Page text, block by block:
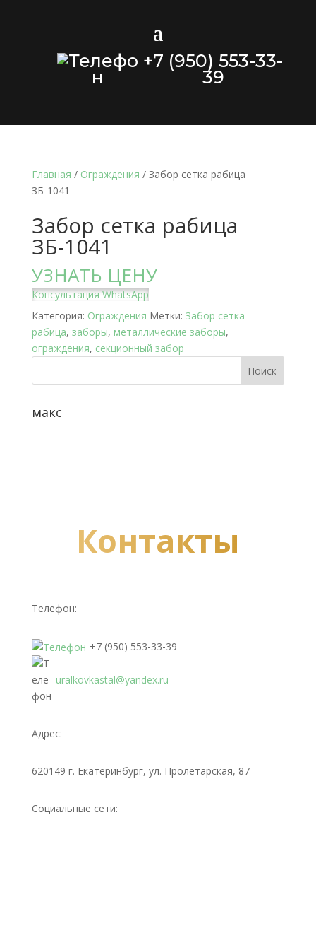
+7 (950) 553-33-
39
Главная / Ограждения / Забор сетка рабица
ЗБ-1041
Забор сетка рабица
ЗБ-1041
УЗНАТЬ ЦЕНУ
Консультация WhatsApp
Категория: Ограждения Метки: Забор сетка-
рабица, заборы, металлические заборы,
ограждения, секционный забор
макс
Контакты
Телефон:
+7 (950) 553-33-39
uralkovkastal@yandex.ru
Адрес:
620149 г. Екатеринбург, ул. Пролетарская, 87
Социальные сети: